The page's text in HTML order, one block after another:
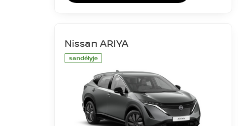
sandėlyje
Nissan ARIYA